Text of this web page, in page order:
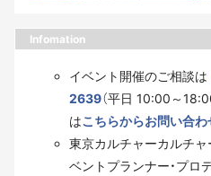
Infomation
イベント開催のご相談は
2639（平日 10:00～
はこちらからお問い合わ
東京カルチャーカルチ
ベントプランナー・プロ